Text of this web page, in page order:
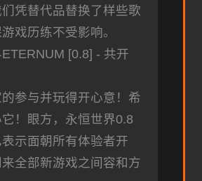
凭替代品替换了样些歌
戏历练不受影响。
[0.8] - 共开
参与并玩得开心意！希
！眼方，永恒世界0.8
示面朝所有体验者开
全部新游戏之间容和方